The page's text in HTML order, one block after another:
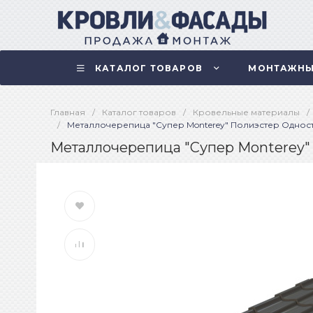
КАТАЛОГ ТОВАРОВ
Главная / Каталог товаров / Кровельные материалы /
/
Металлочерепица "Супер Monterey" Полиэстер
Металлочерепица "Супер